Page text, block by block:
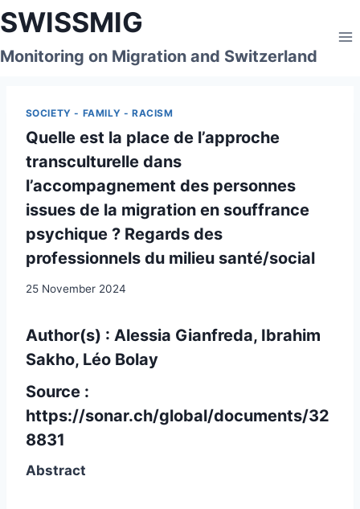
Skip
to
content
SWISSMIG
Monitoring on Migration and Switzerland
SOCIETY - FAMILY - RACISM
Quelle est la place de l’approche
transculturelle dans
l’accompagnement des personnes
issues de la migration en souffrance
psychique ? Regards des
professionnels du milieu santé/social
25 November 2024
Author(s) : Alessia Gianfreda, Ibrahim
Sakho, Léo Bolay
Source :
https://sonar.ch/global/documents/32
8831
Abstract